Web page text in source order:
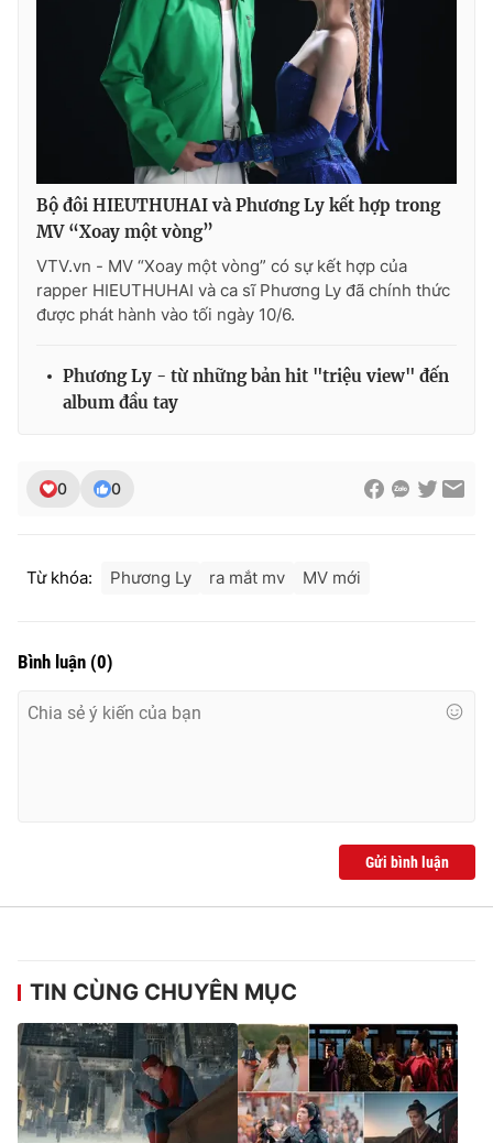
Ðiện thoại Thời báo VTV:024.66 897 897
toasoan@vtv.vn
Liên hệ quảng cáo:
024-7300.7108
® Cấm sao chép dưới mọi hình thức nếu không có sự chấp
thuận bằng văn bản. Ghi rõ nguồn VTV.vn khi phát hành lại
Bộ đôi HIEUTHUHAI và Phương Ly kết hợp trong
MV “Xoay một vòng”
VTV.vn - MV “Xoay một vòng” có sự kết hợp của
rapper HIEUTHUHAI và ca sĩ Phương Ly đã chính thức
được phát hành vào tối ngày 10/6.
Phương Ly - từ những bản hit "triệu view" đến
album đầu tay
0 0
Từ khóa: Phương Ly ra mắt mv MV mới
Bình luận (0)
Gửi bình luận
TIN CÙNG CHUYÊN MỤC